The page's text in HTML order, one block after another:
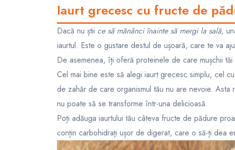
Iaurt grecesc cu fructe de
Dacă nu știi ce să mănânci înainte să mergi la sală,
iaurtul. Este o gustare destul de ușoară, care te va
De asemenea, îți oferă proteinele de care mușchii tăi
Cel mai bine este să alegi iaurt grecesc simplu, cel
de zahăr de care organismul tău nu are nevoie. Asta
nu poate să se transforme într-una delicioasă.
Poți adăuga iaurtului tău câteva fructe de pădure
conțin carbohidrați ușor de digerat, care o să-ți dea